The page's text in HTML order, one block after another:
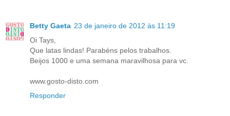
Betty Gaeta 23 de janeiro de 2012 às 11:19
Oi Tays,
Que latas lindas! Parabéns pelos trabalhos.
Beijos 1000 e uma semana maravilhosa para vc.
www.gosto-disto.com
Responder